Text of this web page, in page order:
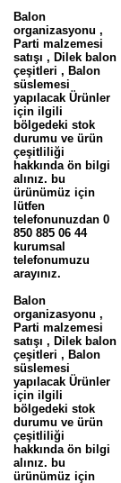
Balon
organizasyonu ,
Parti malzemesi
satışı , Dilek balon
çeşitleri , Balon
süslemesi
yapılacak Ürünler
için ilgili
bölgedeki stok
durumu ve ürün
çeşitliliği
hakkında ön bilgi
alınız. bu
ürünümüz için
lütfen
telefonunuzdan 0
850 885 06 44
kurumsal
telefonumuzu
arayınız.
Balon
organizasyonu ,
Parti malzemesi
satışı , Dilek balon
çeşitleri , Balon
süslemesi
yapılacak Ürünler
için ilgili
bölgedeki stok
durumu ve ürün
çeşitliliği
hakkında ön bilgi
alınız. bu
ürünümüz için